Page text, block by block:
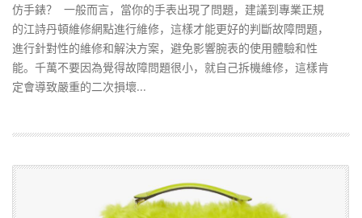
仿手錶？ 一般而言，當你的手表出現了問題，建議到專業正規
的江詩丹頓維修網點進行維修，這樣才能更好的判斷故障問題，
進行針對性的維修和解決方案，避免影響腕表的使用體驗和性
能。千萬不要因為覺得故障問題很小，就自己拆機維修，這樣肯
定會導致嚴重的二次損壞...